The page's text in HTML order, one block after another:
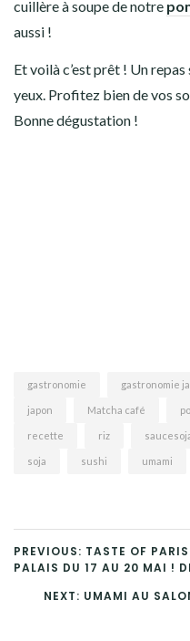
cuillère à soupe de notre
aussi !
Et voilà c’est prêt ! Un
yeux. Profitez bien de vos
Bonne dégustation !
gastronomie gastronomie
japon Matcha café
recette riz
soja sushi umami
PREVIOUS: TASTE OF
PALAIS DU 17 AU 20 MAI !
NEXT: UMAMI AU